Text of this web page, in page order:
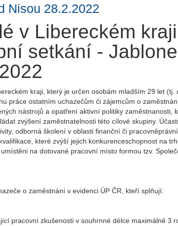
Nisou 28.2.2022
v Libereckém
setkání -
kraji, který je určen osobám mladším 29 let (tj.
práce ostatním uchazečům či zájemcům o
nástrojů a opatření aktivní politiky zaměstnanosti,
zvýšení zaměstnatelnosti této cílové skupiny.
odborná školení v oblasti finanční či pracovněprávní
které zvýší jejich konkurenceschopnost na
na dotované pracovní místo formou tzv.
o zaměstnání v evidenci ÚP ČR, kteří splňují:
pracovní zkušenosti v souhrnné délce maximálně 3